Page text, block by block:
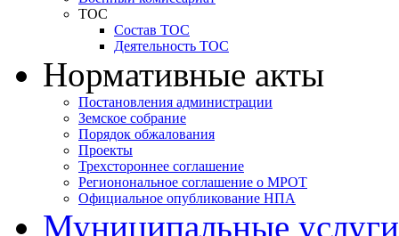
ТОС
Состав ТОС
Деятельность ТОС
Нормативные акты
Постановления администрации
Земское собрание
Порядок обжалования
Проекты
Трехстороннее соглашение
Регионональное соглашение о МРОТ
Официальное опубликование НПА
Муниципальные услуги